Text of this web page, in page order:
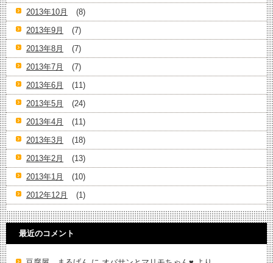
2013年10月
(8)
2013年9月
(7)
2013年8月
(7)
2013年7月
(7)
2013年6月
(11)
2013年5月
(24)
2013年4月
(11)
2013年3月
(18)
2013年2月
(13)
2013年1月
(10)
2012年12月
(1)
最近のコメント